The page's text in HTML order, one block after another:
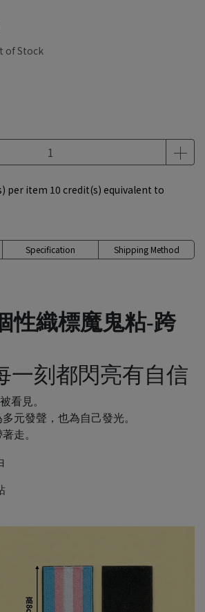
of Stock
per item 10 credit(s) equivalent to
Specification Shipping Method
性織標魔鬼粘-跨
一刻都閃亮有自信
看見。
元發聲，也為自己發光。
走。